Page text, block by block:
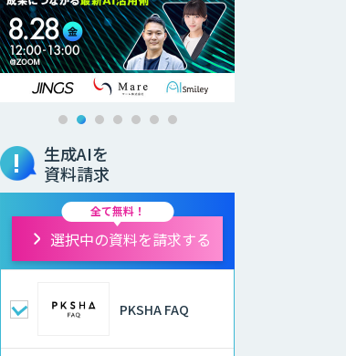
生成AIを
資料請求
全て無料！
選択中の資料を請求する
PKSHA FAQ